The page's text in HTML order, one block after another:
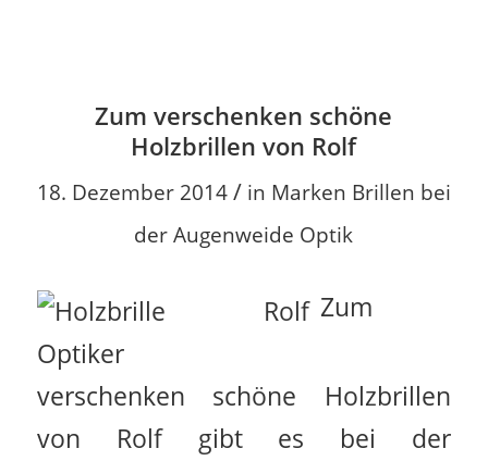
Zum verschenken schöne
Holzbrillen von Rolf
18. Dezember 2014 / in Marken Brillen bei
der Augenweide Optik
Zum
verschenken schöne Holzbrillen
von Rolf gibt es bei der